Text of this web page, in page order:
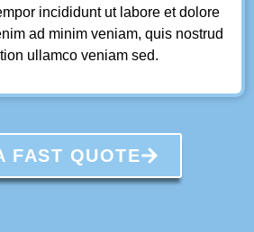
incididunt ut labore et dolore
ad minim veniam, quis nostrud
ullamco veniam sed.
FAST QUOTE